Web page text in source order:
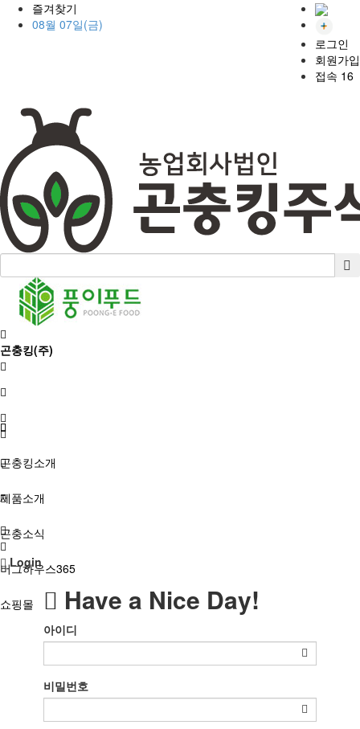
즐겨찾기
08월 07일(금)
로그인
회원가입
접속 16
곤충킹(주)
곤충킹소개
제품소개
곤충소식
버그하우스365
쇼핑몰
Login
Have a Nice Day!
아이디
비밀번호